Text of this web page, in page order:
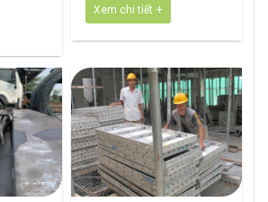
Xem chi tiết +